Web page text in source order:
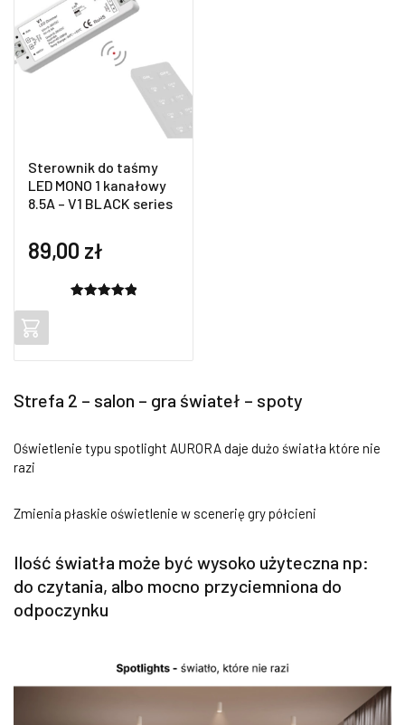
Sterownik do taśmy
LED MONO 1 kanałowy
8.5A – V1 BLACK series
89,00 zł
klientów
Strefa 2 – salon – gra świateł – spoty
Oświetlenie typu spotlight AURORA daje dużo światła które nie
razi
Zmienia płaskie oświetlenie w scenerię gry półcieni
Ilość światła może być wysoko użyteczna np:
do czytania, albo mocno przyciemniona do
odpoczynku